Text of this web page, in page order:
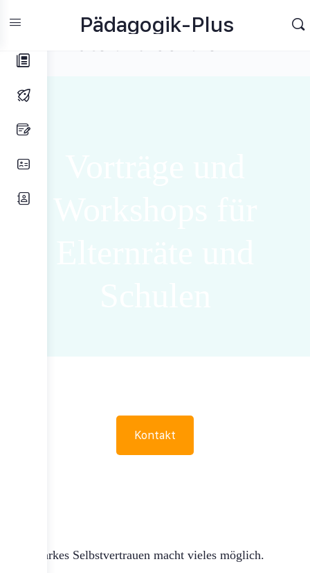
Pädagogik-Plus
Vorträge und Workshops für
Kontakt
Ein starkes Selbstvertrauen macht vieles möglich.